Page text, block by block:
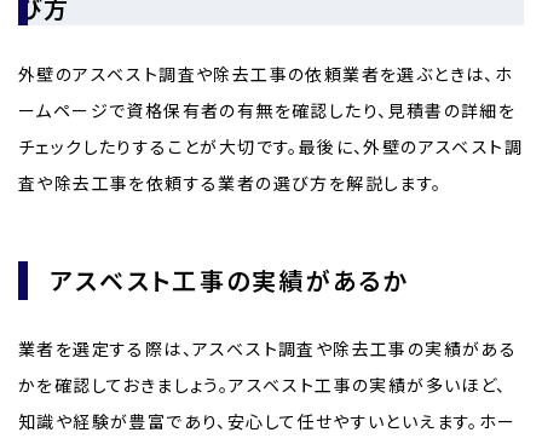
び方
外壁のアスベスト調査や除去工事の依頼業者を選ぶときは、ホ
ームページで資格保有者の有無を確認したり、見積書の詳細を
チェックしたりすることが大切です。最後に、外壁のアスベスト調
査や除去工事を依頼する業者の選び方を解説します。
アスベスト工事の実績があるか
業者を選定する際は、アスベスト調査や除去工事の実績がある
かを確認しておきましょう。アスベスト工事の実績が多いほど、
知識や経験が豊富であり、安心して任せやすいといえます。ホー